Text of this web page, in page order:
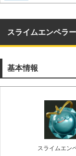
スライムエンペラ
基本情報
スライムエン